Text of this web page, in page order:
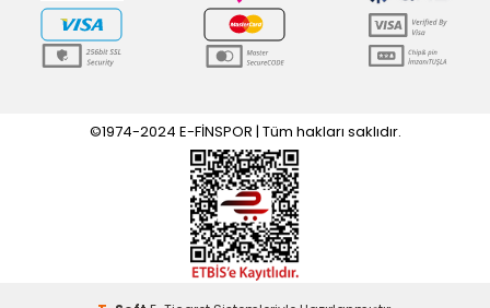
©1974-2024 E-FİNSPOR | Tüm hakları saklıdır.